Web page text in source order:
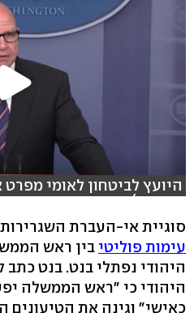
היועץ לביטחון לאומי
רויטרס)
סוגיית אי-העברת
עימות פוליטי בין ראש
היהודי נפתלי בנט. בנט
היהודי כי "ראש הממשלה
כאישי" וגינה את הטיעונים